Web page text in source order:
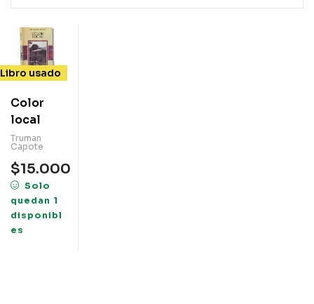
Libro usado
Color
local
Truman
Capote
$15.000
Solo
quedan 1
disponibl
es